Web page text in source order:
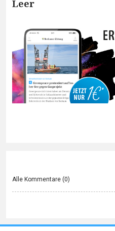
Leer
Alle Kommentare (0)